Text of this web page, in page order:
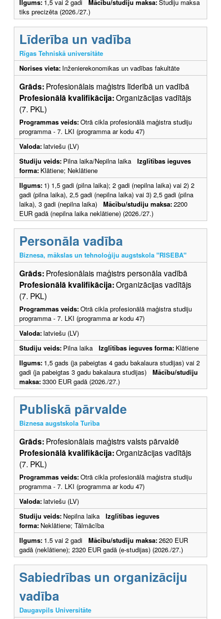
Ilgums: 1,5 vai 2 gadi Mācību/studiju maksa:Studiju maksa
tiks precizēta (2026./27.)
Līderība un vadība
Rīgas Tehniskā universitāte
Norises vieta: Inženierekonomikas un vadības fakultāte
Grāds: Profesionālais maģistrs līderībā un vadībā
Profesionālā kvalifikācija:Organizācijas vadītājs
(7. PKL)
Programmas veids:Otrā cikla profesionālā maģistra studiju
programma - 7. LKI (programma ar kodu 47)
Valoda:latviešu (LV)
Studiju veids: Pilna laika/Nepilna laika Izglītības ieguves
forma: Klātiene; Neklātiene
Ilgums: 1) 1,5 gadi (pilna laika); 2 gadi (nepilna laika) vai 2) 2
gadi (pilna laika), 2,5 gadi (nepilna laika) vai 3) 2,5 gadi (pilna
laika), 3 gadi (nepilna laika) Mācību/studiju maksa:2200
EUR gadā (nepilna laika neklātiene) (2026./27.)
Personāla vadība
Biznesa, mākslas un tehnoloģiju augstskola "RISEBA"
Grāds: Profesionālais maģistrs personāla vadībā
Profesionālā kvalifikācija:Organizācijas vadītājs
(7. PKL)
Programmas veids:Otrā cikla profesionālā maģistra studiju
programma - 7. LKI (programma ar kodu 47)
Valoda:latviešu (LV)
Studiju veids: Pilna laika Izglītības ieguves forma: Klātiene
Ilgums: 1,5 gads (ja pabeigtas 4 gadu bakalaura studijas) vai 2
gadi (ja pabeigtas 3 gadu bakalaura studijas) Mācību/studiju
maksa:3300 EUR gadā (2026./27.)
Publiskā pārvalde
Biznesa augstskola Turība
Grāds: Profesionālais maģistrs valsts pārvaldē
Profesionālā kvalifikācija:Organizācijas vadītājs
(7. PKL)
Programmas veids:Otrā cikla profesionālā maģistra studiju
programma - 7. LKI (programma ar kodu 47)
Valoda:latviešu (LV)
Studiju veids: Nepilna laika Izglītības ieguves
forma: Neklātiene; Tālmācība
Ilgums: 1.5 vai 2 gadi Mācību/studiju maksa:2620 EUR
gadā (neklātiene); 2320 EUR gadā (e-studijas) (2026./27.)
Sabiedrības un organizāciju
vadība
Daugavpils Universitāte